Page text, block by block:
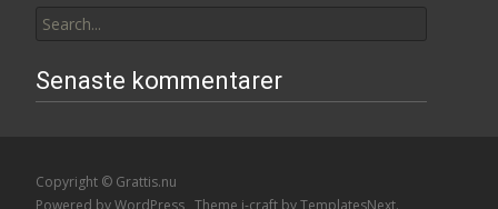
for:
Senaste kommentarer
Copyright © Grattis.nu
Powered by WordPress , Theme i-craft by TemplatesNext.